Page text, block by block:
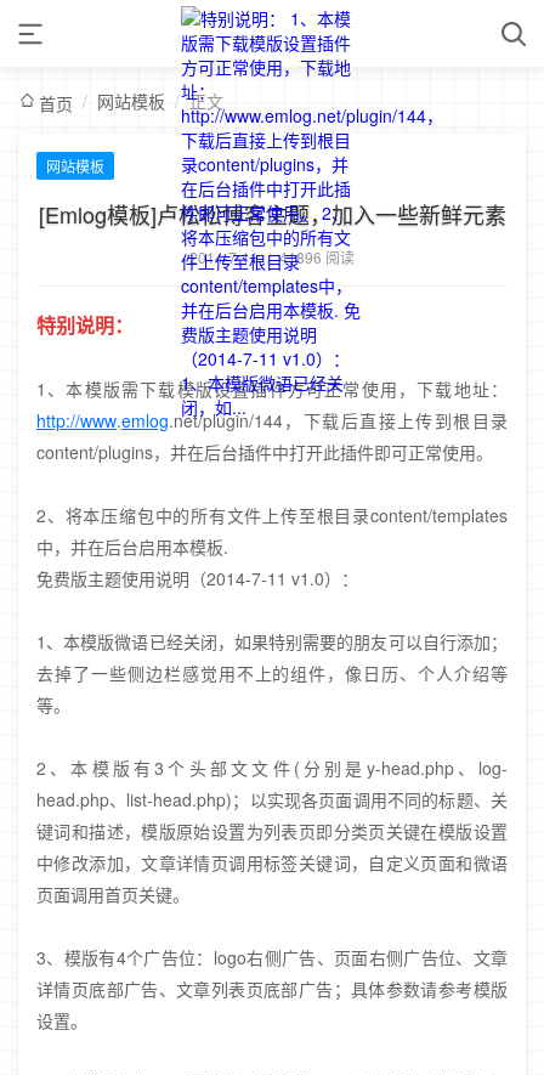
首页 / 网站模板 / 正文
网站模板
[Emlog模板]卢松松博客主题，加入一些新鲜元素
2014-7-11 / 41896 阅读
特别说明：
1、本模版需下载模版设置插件方可正常使用，下载地址：
http://www.emlog.net/plugin/144，下载后直接上传到根目录
content/plugins，并在后台插件中打开此插件即可正常使用。
2、将本压缩包中的所有文件上传至根目录content/templates
中，并在后台启用本模板.
免费版主题使用说明（2014-7-11 v1.0）：
1、本模版微语已经关闭，如果特别需要的朋友可以自行添加；
去掉了一些侧边栏感觉用不上的组件，像日历、个人介绍等
等。
2、本模版有3个头部文文件(分别是y-head.php、log-
head.php、list-head.php)；以实现各页面调用不同的标题、关
键词和描述，模版原始设置为列表页即分类页关键在模版设置
中修改添加，文章详情页调用标签关键词，自定义页面和微语
页面调用首页关键。
3、模版有4个广告位：logo右侧广告、页面右侧广告位、文章
详情页底部广告、文章列表页底部广告；具体参数请参考模版
设置。